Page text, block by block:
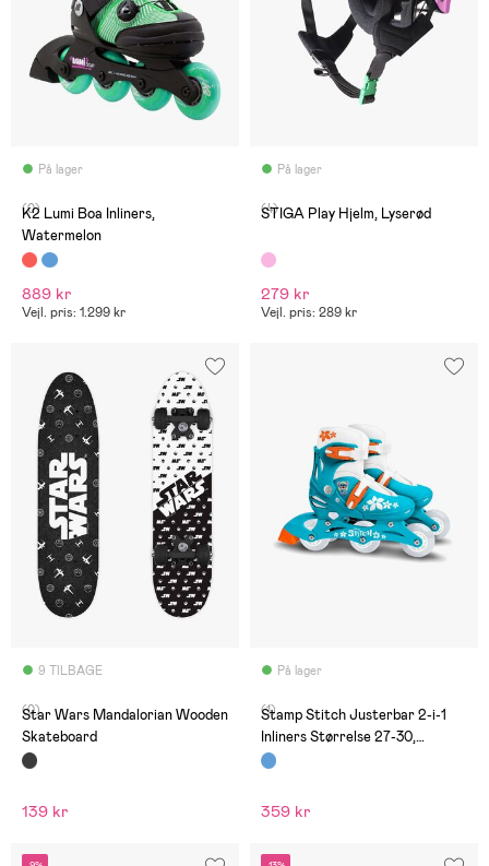
På lager
(0)
K2 Lumi Boa Inliners,
Watermelon
889 kr
Vejl. pris: 1.299 kr
På lager
(4)
STIGA Play Hjelm, Lyserød
279 kr
Vejl. pris: 289 kr
9 TILBAGE
(0)
Star Wars Mandalorian Wooden
Skateboard
139 kr
På lager
(1)
Stamp Stitch Justerbar 2-i-1
Inliners Størrelse 27-30,
Grøn/Blå
359 kr